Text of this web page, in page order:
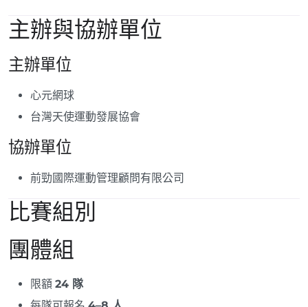
主辦與協辦單位
主辦單位
心元網球
台灣天使運動發展協會
協辦單位
前勁國際運動管理顧問有限公司
比賽組別
團體組
限額 24 隊